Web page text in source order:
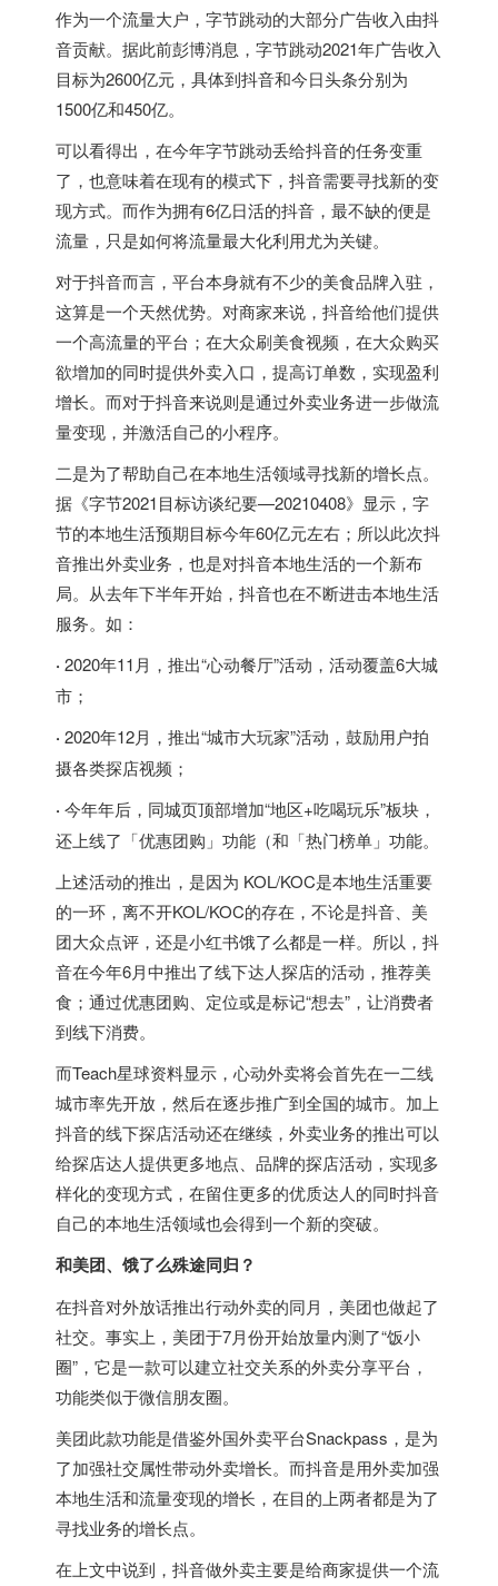
作为一个流量大户，字节跳动的大部分广告收入由抖
音贡献。据此前彭博消息，字节跳动2021年广告收入
目标为2600亿元，具体到抖音和今日头条分别为
1500亿和450亿。
可以看得出，在今年字节跳动丢给抖音的任务变重
了，也意味着在现有的模式下，抖音需要寻找新的变
现方式。而作为拥有6亿日活的抖音，最不缺的便是
流量，只是如何将流量最大化利用尤为关键。
对于抖音而言，平台本身就有不少的美食品牌入驻，
这算是一个天然优势。对商家来说，抖音给他们提供
一个高流量的平台；在大众刷美食视频，在大众购买
欲增加的同时提供外卖入口，提高订单数，实现盈利
增长。而对于抖音来说则是通过外卖业务进一步做流
量变现，并激活自己的小程序。
二是为了帮助自己在本地生活领域寻找新的增长点。
据《字节2021目标访谈纪要—20210408》显示，字
节的本地生活预期目标今年60亿元左右；所以此次抖
音推出外卖业务，也是对抖音本地生活的一个新布
局。从去年下半年开始，抖音也在不断进击本地生活
服务。如：
· 2020年11月，推出“心动餐厅”活动，活动覆盖6大城
市；
· 2020年12月，推出“城市大玩家”活动，鼓励用户拍
摄各类探店视频；
· 今年年后，同城页顶部增加“地区+吃喝玩乐”板块，
还上线了「优惠团购」功能（和「热门榜单」功能。
上述活动的推出，是因为 KOL/KOC是本地生活重要
的一环，离不开KOL/KOC的存在，不论是抖音、美
团大众点评，还是小红书饿了么都是一样。所以，抖
音在今年6月中推出了线下达人探店的活动，推荐美
食；通过优惠团购、定位或是标记“想去”，让消费者
到线下消费。
而Teach星球资料显示，心动外卖将会首先在一二线
城市率先开放，然后在逐步推广到全国的城市。加上
抖音的线下探店活动还在继续，外卖业务的推出可以
给探店达人提供更多地点、品牌的探店活动，实现多
样化的变现方式，在留住更多的优质达人的同时抖音
自己的本地生活领域也会得到一个新的突破。
和美团、饿了么殊途同归？
在抖音对外放话推出行动外卖的同月，美团也做起了
社交。事实上，美团于7月份开始放量内测了“饭小
圈”，它是一款可以建立社交关系的外卖分享平台，
功能类似于微信朋友圈。
美团此款功能是借鉴外国外卖平台Snackpass，是为
了加强社交属性带动外卖增长。而抖音是用外卖加强
本地生活和流量变现的增长，在目的上两者都是为了
寻找业务的增长点。
在上文中说到，抖音做外卖主要是给商家提供一个流